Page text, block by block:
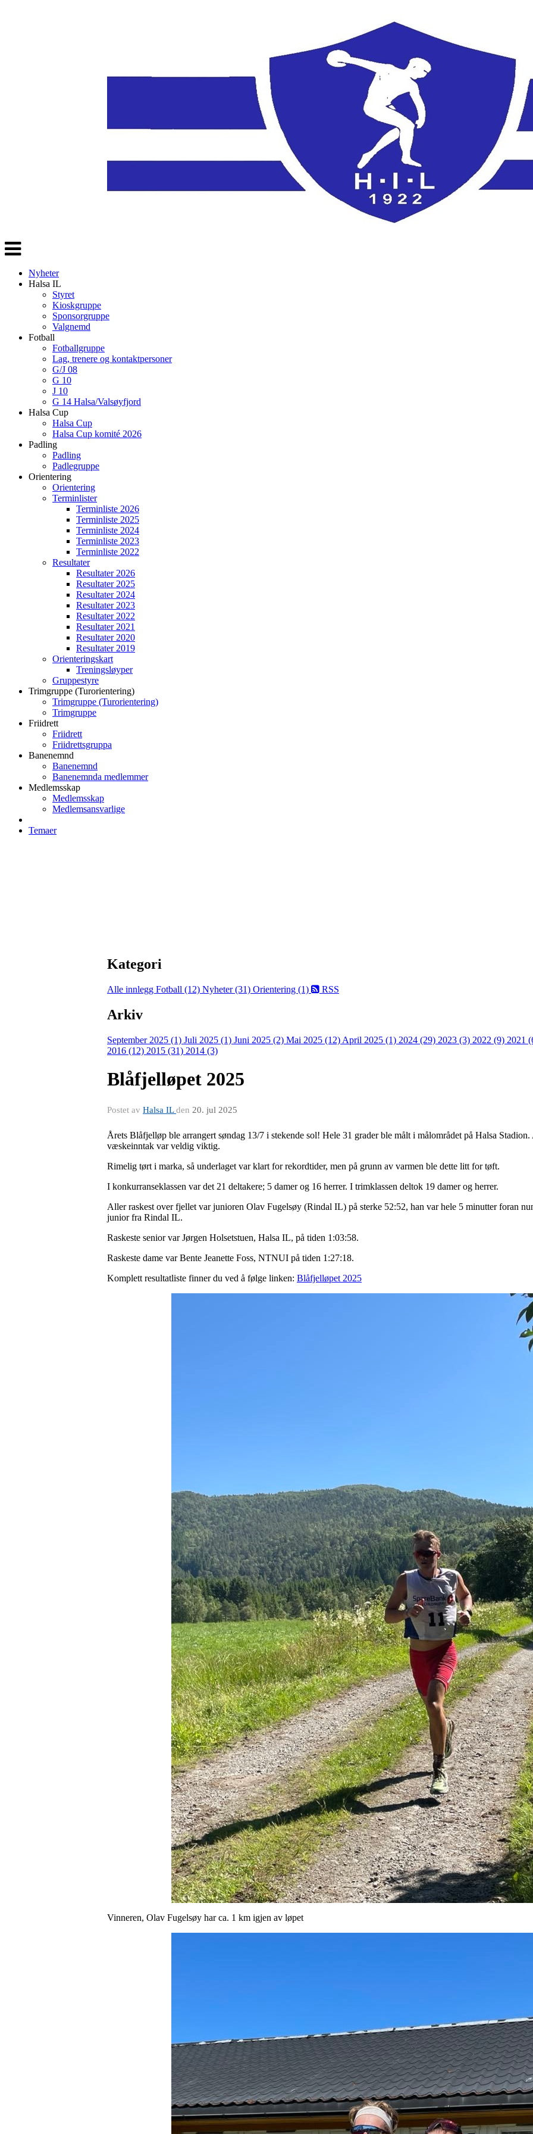
Veksle
navigasjon
Nyheter
Halsa IL
Styret
Kioskgruppe
Sponsorgruppe
Valgnemd
Fotball
Fotballgruppe
Lag, trenere og kontaktpersoner
G/J 08
G 10
J 10
G 14 Halsa/Valsøyfjord
Halsa Cup
Halsa Cup
Halsa Cup komité 2026
Padling
Padling
Padlegruppe
Orientering
Orientering
Terminlister
Terminliste 2026
Terminliste 2025
Terminliste 2024
Terminliste 2023
Terminliste 2022
Resultater
Resultater 2026
Resultater 2025
Resultater 2024
Resultater 2023
Resultater 2022
Resultater 2021
Resultater 2020
Resultater 2019
Orienteringskart
Treningsløyper
Gruppestyre
Trimgruppe (Turorientering)
Trimgruppe (Turorientering)
Trimgruppe
Friidrett
Friidrett
Friidrettsgruppa
Banenemnd
Banenemnd
Banenemnda medlemmer
Medlemsskap
Medlemsskap
Medlemsansvarlige
Temaer
Kategori
Alle innlegg Fotball (12) Nyheter (31) Orientering (1) RSS
Arkiv
September 2025 (1) Juli 2025 (1) Juni 2025 (2) Mai 2025 (12) April 2025 (1) 2024 (29) 2023 (3) 2022 (9) 2021
2016 (12) 2015 (31) 2014 (3)
Blåfjelløpet 2025
Postet av Halsa ILden 20. jul 2025
Årets Blåfjelløp ble arrangert søndag 13/7 i stekende sol! Hele 31 grader ble målt i målområdet på Halsa Stadion.
væskeinntak var veldig viktig.
Rimelig tørt i marka, så underlaget var klart for rekordtider, men på grunn av varmen ble dette litt for tøft.
I konkurranseklassen var det 21 deltakere; 5 damer og 16 herrer. I trimklassen deltok 19 damer og herrer.
Aller raskest over fjellet var junioren Olav Fugelsøy (Rindal IL) på sterke 52:52, han var hele 5 minutter foran
junior fra Rindal IL.
Raskeste senior var Jørgen Holsetstuen, Halsa IL, på tiden 1:03:58.
Raskeste dame var Bente Jeanette Foss, NTNUI på tiden 1:27:18.
Komplett resultatliste finner du ved å følge linken: Blåfjelløpet 2025
Vinneren, Olav Fugelsøy har ca. 1 km igjen av løpet